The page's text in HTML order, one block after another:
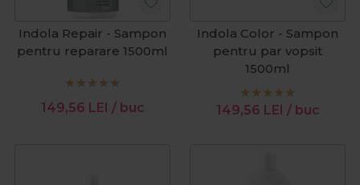
Indola Repair - Sampon
pentru reparare 1500ml
149,56 LEI / buc
Indola Color - Sampon
pentru par vopsit
1500ml
149,56 LEI / buc